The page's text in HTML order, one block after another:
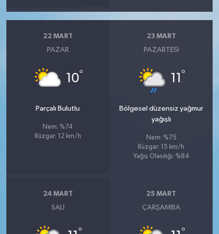
22 MART
PAZAR
10°
Parçalı Bulutlu
Nem: %74
Rüzgar: 12 km/h
23 MART
PAZARTESI
11 °
Bölgesel düzensiz yağmur
yağışlı
Nem: %75
Rüzgar: 15 km/h
Yağış Olasılığı: %84
24 MART
SALI
°
25 MART
ÇARŞAMBA
°